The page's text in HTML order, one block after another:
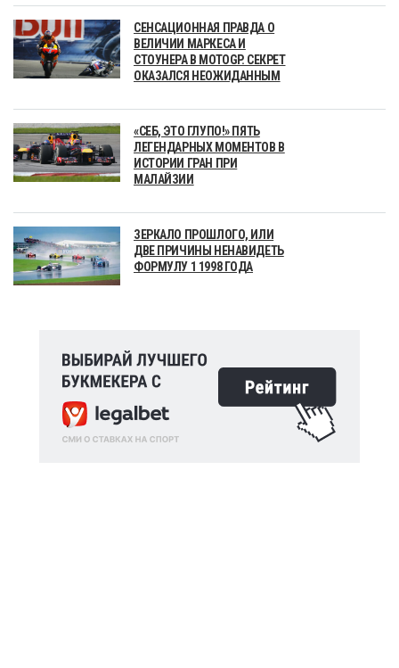
СЕНСАЦИОННАЯ ПРАВДА О
ВЕЛИЧИИ МАРКЕСА И
СТОУНЕРА В MOTOGP. СЕКРЕТ
ОКАЗАЛСЯ НЕОЖИДАННЫМ
«СЕБ, ЭТО ГЛУПО!» ПЯТЬ
ЛЕГЕНДАРНЫХ МОМЕНТОВ В
ИСТОРИИ ГРАН ПРИ
МАЛАЙЗИИ
ЗЕРКАЛО ПРОШЛОГО, ИЛИ
ДВЕ ПРИЧИНЫ НЕНАВИДЕТЬ
ФОРМУЛУ 1 1998 ГОДА